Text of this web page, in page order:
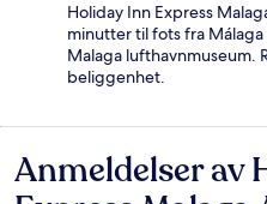
Holiday Inn Express
minutter til fots fra
Malaga lufthavnmuseum.
beliggenhet.
Anmeldelser
Anmeldelser av